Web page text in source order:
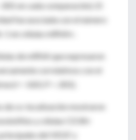
en cada comparación). El
fue asociada con el número
en células mRNA+.
de mRNA que expresaron
correlativos con el
(r= -0.83, P < .001).
de co-localización mostraron
y células CD34+
del VEGF y